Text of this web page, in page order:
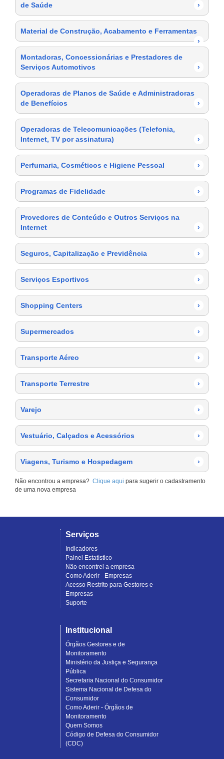
de Saúde
›
Material de Construção, Acabamento e Ferramentas
›
Montadoras, Concessionárias e Prestadores de
Serviços Automotivos
›
Operadoras de Planos de Saúde e Administradoras
de Benefícios
›
Operadoras de Telecomunicações (Telefonia,
Internet, TV por assinatura)
›
Perfumaria, Cosméticos e Higiene Pessoal ›
Programas de Fidelidade ›
Provedores de Conteúdo e Outros Serviços na
Internet
›
Seguros, Capitalização e Previdência ›
Serviços Esportivos ›
Shopping Centers ›
Supermercados ›
Transporte Aéreo ›
Transporte Terrestre ›
Varejo ›
Vestuário, Calçados e Acessórios ›
Viagens, Turismo e Hospedagem ›
Não encontrou a empresa? Clique aqui para sugerir o cadastramento
de uma nova empresa
Serviços
Indicadores
Painel Estatístico
Não encontrei a empresa
Como Aderir - Empresas
Acesso Restrito para Gestores e
Empresas
Suporte
Institucional
Órgãos Gestores e de
Monitoramento
Ministério da Justiça e Segurança
Pública
Secretaria Nacional do Consumidor
Sistema Nacional de Defesa do
Consumidor
Como Aderir - Órgãos de
Monitoramento
Quem Somos
Código de Defesa do Consumidor
(CDC)